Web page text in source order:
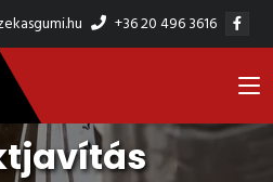
+36 20 496 3616